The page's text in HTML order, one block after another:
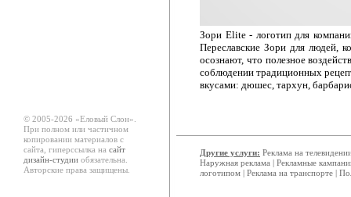
Зори Elite - логотип для
Переславские Зори для людей,
осознают, что полезное
соблюдении традиционных
вкусами: дюшес, тархун,
© 2005-2026 «Еловый Cлон».
При полном или частичном
копировании материалов с
сайта, гиперссылка на сайт
дизайн-студии обязательна.
Авторские права защищены.
Другие услуги: Реклама на
Наружная реклама | Рекламные
логотипом | Реклама на транспорте |